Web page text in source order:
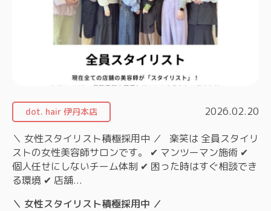
dot. hair 伊丹本店 2026.02.20
＼ 女性スタイリスト積極採用中 ／ 楽笑は 全員スタイリ
ストの女性美容師サロンです。 ✔ マンツーマン施術 ✔
個人任せにしないチーム体制 ✔ 困った時はすぐ相談でき
る環境 ✔ 店舗...
＼ 女性スタイリスト積極採用中 ／